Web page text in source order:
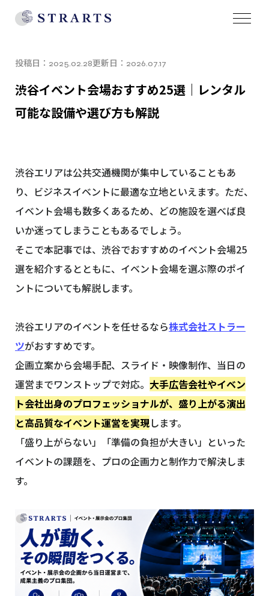
投稿日： 2025.02.28更新日： 2026.07.17
渋谷イベント会場おすすめ25選｜レンタル
可能な設備や選び方も解説
渋谷エリアは公共交通機関が集中していることもあ
り、ビジネスイベントに最適な立地といえます。ただ、
イベント会場も数多くあるため、どの施設を選べば良
いか迷ってしまうこともあるでしょう。
そこで本記事では、渋谷でおすすめのイベント会場25
選を紹介するとともに、イベント会場を選ぶ際のポイ
ントについても解説します。
渋谷エリアのイベントを任せるなら株式会社ストラー
ツがおすすめです。
企画立案から会場手配、スライド・映像制作、当日の
運営までワンストップで対応。 大手広告会社やイベン
ト会社出身のプロフェッショナルが、盛り上がる演出
と高品質なイベント運営を実現します。
「盛り上がらない」「準備の負担が大きい」といった
イベントの課題を、プロの企画力と制作力で解決しま
す。